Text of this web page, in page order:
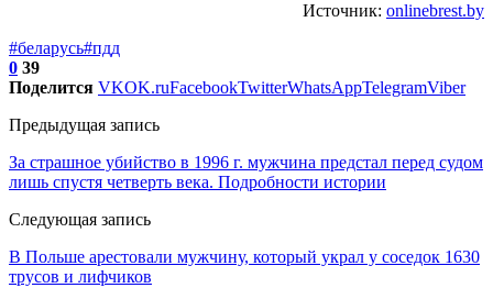
Источник: onlinebrest.by
#беларусь#пдд
0 39
Поделится VKOK.ruFacebookTwitterWhatsAppTelegramViber
Предыдущая запись
За страшное убийство в 1996 г. мужчина предстал перед судом
лишь спустя четверть века. Подробности истории
Следующая запись
В Польше арестовали мужчину, который украл у соседок 1630
трусов и лифчиков